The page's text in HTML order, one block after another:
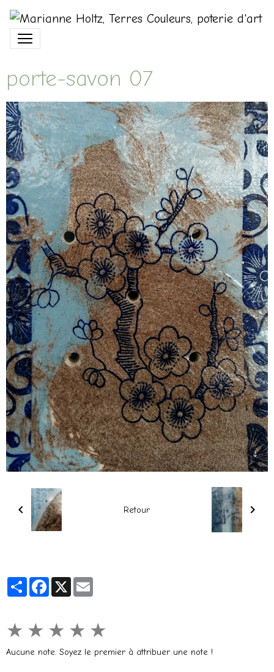
porte-savon 07
Retour
PartagerFacebook
X
★ ★ ★ ★ ★
Aucune note. Soyez le premier à attribuer une note !